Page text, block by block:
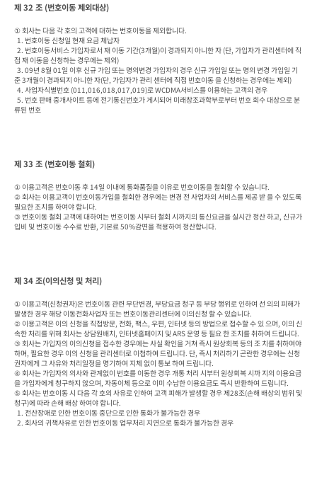
제 32 조 (번호이동 제외대상)
① 회사는 다음 각 호의 고객에 대하는 번호이동을 제외합니다.
접 재 이동을 신청하는 경우에는 제외)
준 3개월이 경과되지 아니한 자(단, 가입자가 관리 센터에 직접 번호이동 을 신청하는 경우에는 제외)
류된 번호
제 33 조 (번호이동 철회)
① 이용고객은 번호이동 후 14일 이내에 통화품질을 이유로 번호이동을 철회할 수 있습니다.
② 회사는 이용고객이 번호이동가입을 철회한 경우에는 변경 전 사업자의 서비스를 제공 받 을 수 있도록
필요한 조치를 하여야 합니다.
③ 번호이동 철회 고객에 대하여는 번호이동 시부터 철회 시까지의 통신요금을 실시간 정산 하고, 신규가
입비 및 번호이동 수수료 반환, 기본료 50%감면을 적용하여 정산합니다.
제 34 조(이의신청 및 처리)
① 이용고객(신청권자)은 번호이동 관련 무단변경, 부당요금 청구 등 부당 행위로 인하여 선 의의 피해가
발생한 경우 해당 이동전화사업자 또는 번호이동관리센터에 이의신청 할 수 있습니다.
② 이용고객은 이의 신청을 직접방문, 전화, 팩스, 우편, 인터넷 등의 방법으로 접수할 수 있 으며, 이의 신
속한 처리를 위해 회사는 상담원배치, 인터넷홈페이지 및 ARS 운영 등 필요 한 조치를 취하여 드립니다.
③ 회사는 가입자의 이의신청을 접수한 경우에는 사실 확인을 거쳐 즉시 원상회복 등의 조 치를 취하여야
하며, 필요한 경우 이의 신청을 관리센터로 이첩하여 드립니다. 단, 즉시 처리하기 곤란한 경우에는 신청
권자에게 그 사유와 처리일정을 명기하여 지체 없이 통보 하여 드립니다.
④ 회사는 가입자의 의사와 관계없이 번호를 이동한 경우 개통 처리 시부터 원상회복 시까 지의 이용요금
을 가입자에게 청구하지 않으며, 자동이체 등으로 이미 수납한 이용요금도 즉시 반환하여 드립니다.
⑤ 회사는 번호이동 시 다음 각 호의 사유로 인하여 고객 피해가 발생할 경우 제28조(손해 배상의 범위 및
청구)에 따라 손해 배상 하여야 합니다.
  2. 회사의 귀책사유로 인한 번호이동 업무처리 지연으로 통화가 불가능한 경우